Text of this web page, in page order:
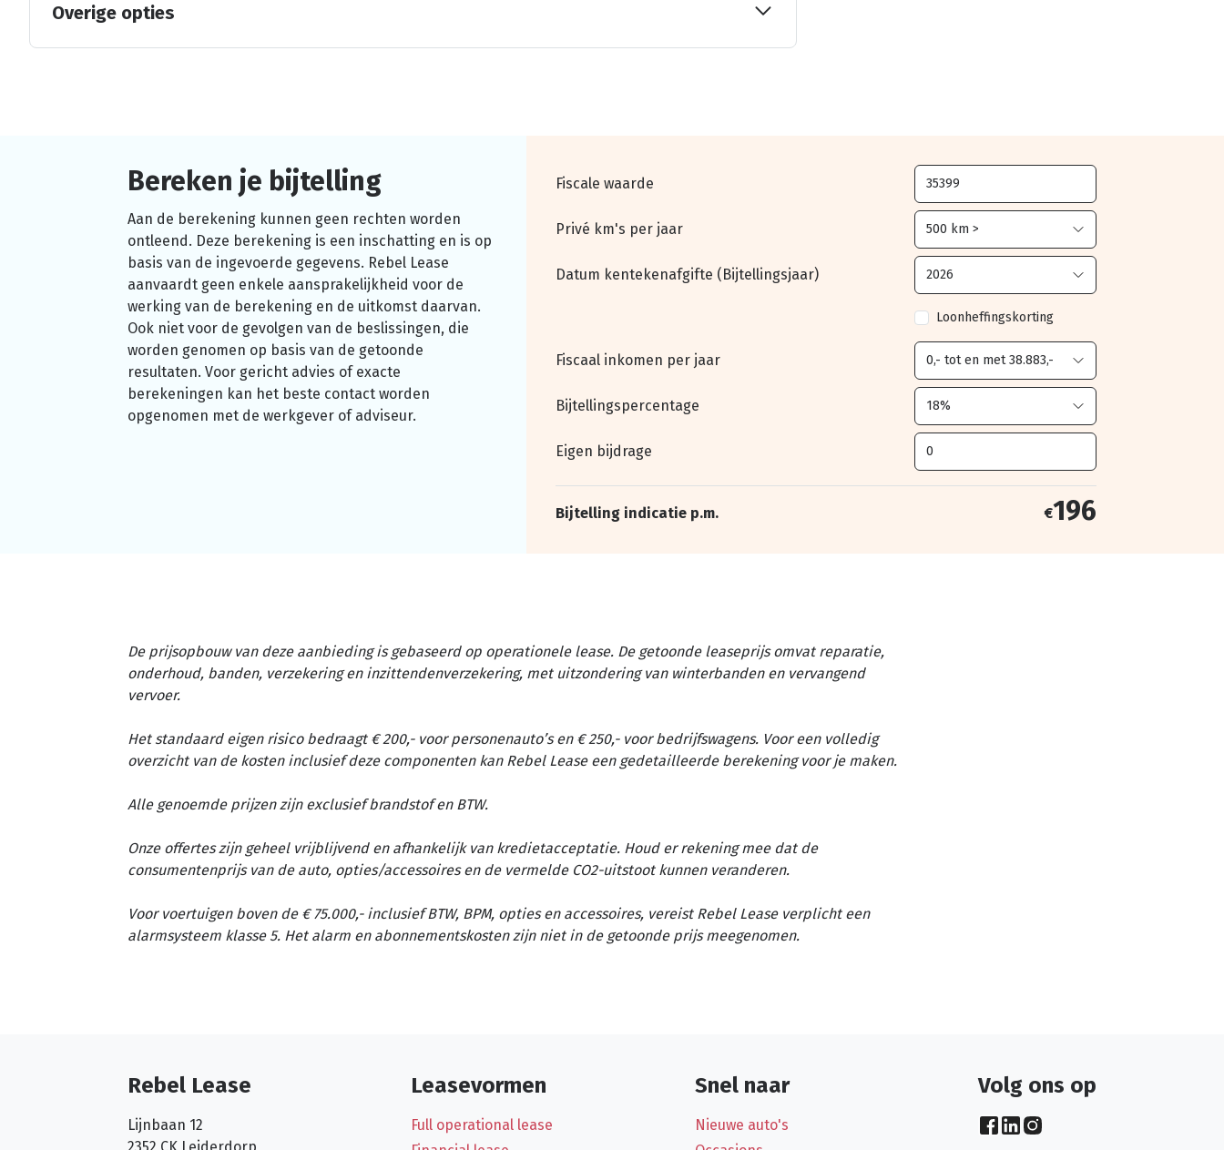
Overige opties
Bereken je bijtelling
Aan de berekening kunnen geen rechten worden
ontleend. Deze berekening is een inschatting en is op
basis van de ingevoerde gegevens. Rebel Lease
aanvaardt geen enkele aansprakelijkheid voor de
werking van de berekening en de uitkomst daarvan.
Ook niet voor de gevolgen van de beslissingen, die
worden genomen op basis van de getoonde
resultaten. Voor gericht advies of exacte
berekeningen kan het beste contact worden
opgenomen met de werkgever of adviseur.
Fiscale waarde
Privé km's per jaar
Datum kentekenafgifte (Bijtellingsjaar)
Loonheffingskorting
Fiscaal inkomen per jaar
Bijtellingspercentage
Eigen bijdrage
Bijtelling indicatie p.m. €196
De prijsopbouw van deze aanbieding is gebaseerd op operationele lease. De getoonde leaseprijs omvat reparatie,
onderhoud, banden, verzekering en inzittendenverzekering, met uitzondering van winterbanden en vervangend
vervoer.
Het standaard eigen risico bedraagt € 200,- voor personenauto’s en € 250,- voor bedrijfswagens. Voor een volledig
overzicht van de kosten inclusief deze componenten kan Rebel Lease een gedetailleerde berekening voor je maken.
Alle genoemde prijzen zijn exclusief brandstof en BTW.
Onze offertes zijn geheel vrijblijvend en afhankelijk van kredietacceptatie. Houd er rekening mee dat de
consumentenprijs van de auto, opties/accessoires en de vermelde CO2-uitstoot kunnen veranderen.
Voor voertuigen boven de € 75.000,- inclusief BTW, BPM, opties en accessoires, vereist Rebel Lease verplicht een
alarmsysteem klasse 5. Het alarm en abonnementskosten zijn niet in de getoonde prijs meegenomen.
Rebel Lease
Lijnbaan 12
Leasevormen
Full operational lease
Snel naar
Nieuwe auto's
Volg ons op